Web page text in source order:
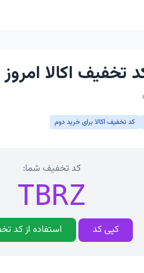
کد تخفیف اکالا برای خرید دوم
کد تخفیف شما:
TBRZ
کپی کد استفاده از کد